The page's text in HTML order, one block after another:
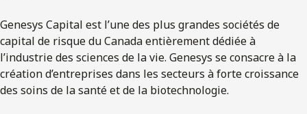
Genesys Capital est l’une des plus grandes sociétés de
capital de risque du Canada entièrement dédiée à
l’industrie des sciences de la vie. Genesys se consacre à la
création d’entreprises dans les secteurs à forte croissance
des soins de la santé et de la biotechnologie.